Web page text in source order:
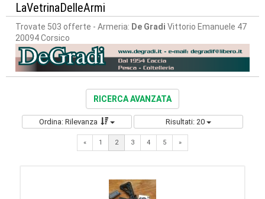
LaVetrinaDelleArmi
Trovate 503 offerte - Armeria: De Gradi Vittorio Emanuele 47
20094 Corsico
RICERCA AVANZATA
Ordina: Rilevanza Risultati: 20
«Previous
1 2 3 4 5 »Next